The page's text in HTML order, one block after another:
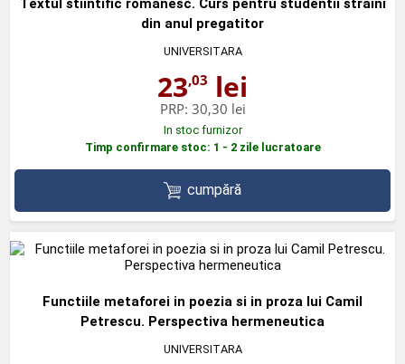
Textul stiintific romanesc. Curs pentru studentii straini
din anul pregatitor
UNIVERSITARA
23,03 lei
PRP: 30,30 lei
In stoc furnizor
Timp confirmare stoc: 1 - 2 zile lucratoare
cumpără
Functiile metaforei in poezia si in proza lui Camil
Petrescu. Perspectiva hermeneutica
UNIVERSITARA